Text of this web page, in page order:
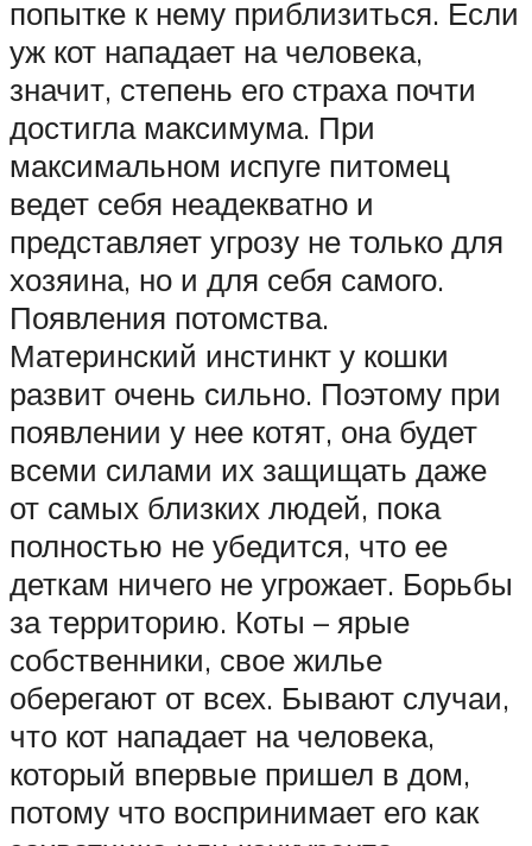
попытке к нему приблизиться. Если
уж кот нападает на человека,
значит, степень его страха почти
достигла максимума. При
максимальном испуге питомец
ведет себя неадекватно и
представляет угрозу не только для
хозяина, но и для себя самого.
Появления потомства.
Материнский инстинкт у кошки
развит очень сильно. Поэтому при
появлении у нее котят, она будет
всеми силами их защищать даже
от самых близких людей, пока
полностью не убедится, что ее
деткам ничего не угрожает. Борьбы
за территорию. Коты – ярые
собственники, свое жилье
оберегают от всех. Бывают случаи,
что кот нападает на человека,
который впервые пришел в дом,
потому что воспринимает его как